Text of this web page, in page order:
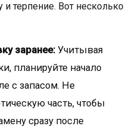
терпение. Вот несколько
заранее: Учитывая
планируйте начало
с запасом. Не
часть, чтобы
сразу после